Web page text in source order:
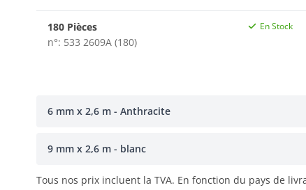
180 Pièces
n°: 533 2609A (180)
En Stock
6 mm x 2,6 m - Anthracite
9 mm x 2,6 m - blanc
Tous nos prix incluent la TVA. En fonction du pays de